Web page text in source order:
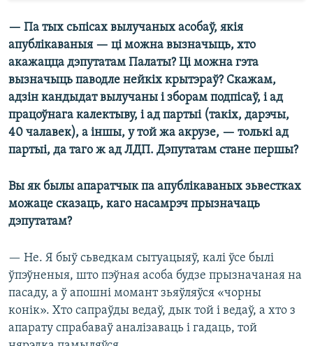
— Па тых сьпісах вылучаных асобаў, якія
апублікаваныя — ці можна вызначыць, хто
акажацца дэпутатам Палаты? Ці можна гэта
вызначыць паводле нейкіх крытэраў? Скажам,
адзін кандыдат вылучаны і зборам подпісаў, і ад
працоўнага калектыву, і ад партыі (такіх, дарэчы,
40 чалавек), а іншы, у той жа акрузе, — толькі ад
партыі, да таго ж ад ЛДП. Дэпутатам стане першы?
Вы як былы апаратчык па апублікаваных зьвестках
можаце сказаць, каго насамрэч прызначаць
дэпутатам?
— Не. Я быў сьведкам сытуацыяў, калі ўсе былі
ўпэўненыя, што пэўная асоба будзе прызначаная на
пасаду, а ў апошні момант зьяўляўся «чорны
конік». Хто сапраўды ведаў, дык той і ведаў, а хто з
апарату спрабаваў аналізаваць і гадаць, той